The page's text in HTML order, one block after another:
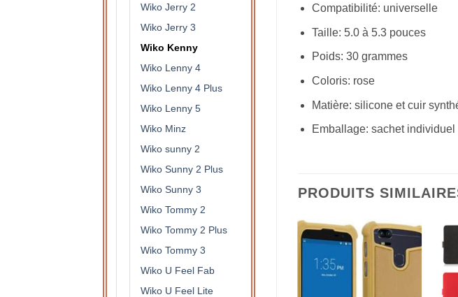
Wiko Jerry 2
Wiko Jerry 3
Wiko Kenny
Wiko Lenny 4
Wiko Lenny 4 Plus
Wiko Lenny 5
Wiko Minz
Wiko sunny 2
Wiko Sunny 2 Plus
Wiko Sunny 3
Wiko Tommy 2
Wiko Tommy 2 Plus
Wiko Tommy 3
Wiko U Feel Fab
Wiko U Feel Lite
Compatibilité: universelle
Taille: 5.0 à 5.3 pouces
Poids: 30 grammes
Coloris: rose
Matière: silicone et cuir
Emballage: sachet individuel
PRODUITS